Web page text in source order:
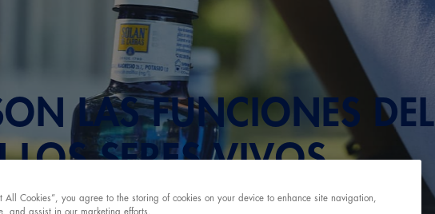
LAS FUNCIONES DEL
SERES VIVOS
All Cookies”, you agree to the storing of cookies on your device to enhance site navigation,
and assist in our marketing efforts.